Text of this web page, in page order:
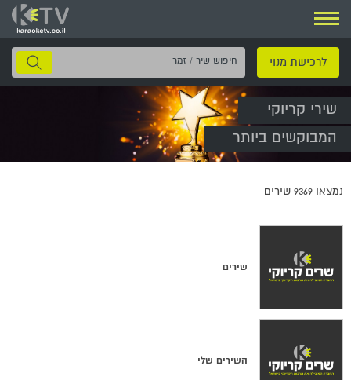
ניווט
לרכישת מנוי
חיפוש
שיר
שירי קריוקי
המבוקשים ביותר
נמצאו 9369 שירים
שירים
השירים שלי